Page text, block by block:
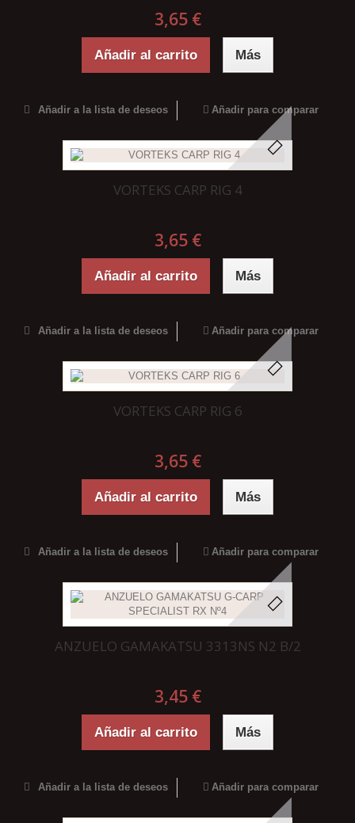
3,65 €
Añadir al carrito Más
Añadir a la lista de deseos Añadir para comparar
VORTEKS CARP RIG 4
3,65 €
Añadir al carrito Más
Añadir a la lista de deseos Añadir para comparar
VORTEKS CARP RIG 6
3,65 €
Añadir al carrito Más
Añadir a la lista de deseos Añadir para comparar
ANZUELO GAMAKATSU 3313NS N2 B/2
3,45 €
Añadir al carrito Más
Añadir a la lista de deseos Añadir para comparar